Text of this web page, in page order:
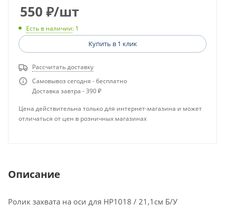
550 ₽/шт
Есть в наличии: 1
Купить в 1 клик
Рассчитать доставку
Самовывоз сегодня - бесплатно
Доставка завтра - 390 ₽
Цена действительна только для интернет-магазина и может
отличаться от цен в розничных магазинах
Описание
Ролик захвата на оси для HP1018 / 21,1см Б/У